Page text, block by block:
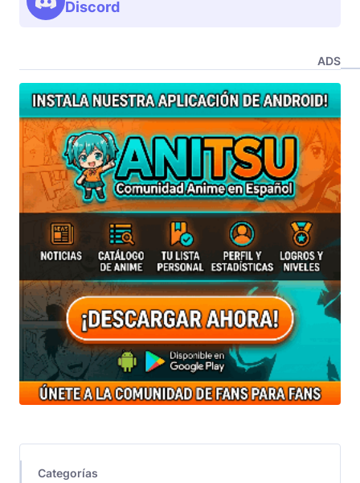
Discord
ADS
Categorías